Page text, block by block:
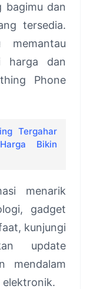
dan
tersedia.
harga dan
Phone
Tergahar
Bikin
menarik
gadget
kunjungi
update
mendalam
elektronik.